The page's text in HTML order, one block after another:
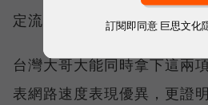
定流暢，不因環境改變而明
台灣大哥大能同時拿下這兩
表網路速度表現優異，更證
訂閱即同意 巨思文化